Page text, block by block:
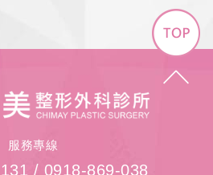
Top
緻
美
形
外
服務專線
/ 0918-869-038